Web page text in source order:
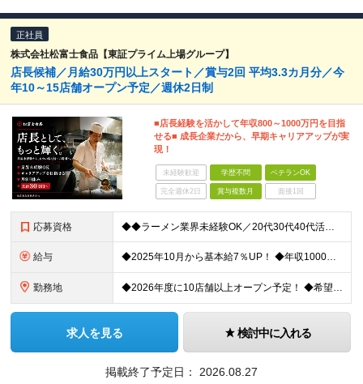
正社員
株式会社松富士食品【東証プライム上場グループ】
店長候補／月給30万円以上スタート／賞与2回 平均3.3カ月分／今
年10～15店舗オープン予定／週休2日制
■店長経験を活かして年収800～1000万円を目指
せる■ 成長企業だから、早期キャリアアップが実
現！
未経験歓迎 学歴不問 ベテランOK
完全週休2日 賞与複数月 面接1回
応募資格 ◆◆ラーメン業界未経験OK／20代30代40代活躍中◆◆ ●何らかの店長・マネジメント経験をお持ちの方 ●学歴不問 ＼こんな想いをお持ちの方は大歓迎です／ ■ポストが詰まり、キャリアアップできず悩ん
給与 ◆2025年10月から基本給7％UP！ ◆年収1000万円も可能 ◆賞与年2回支給（平均支給額3.3カ月分） 月給30万円～34万6,500円＋賞与＋各種手当 ※固定残業代あり（5時間分／月5万6
勤務地 ◆2026年度に10店舗以上オープン予定！ ◆希望考慮・自宅から通勤可能な範囲で決定 ◆バイク・車通勤もOK 東京・埼玉・千葉・神奈川・群馬・大阪・兵庫・愛知にある、各ブランド店舗への配属となります
求人を見る 検討中に入れる
掲載終了予定日： 2026.08.27